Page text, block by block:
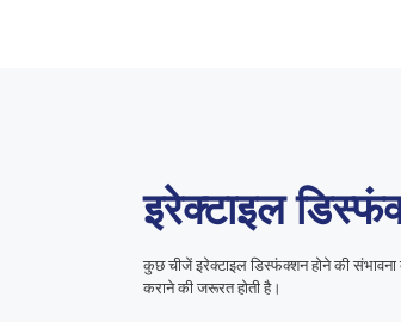
इरेक्टाइल
कुछ चीजें इरेक्टाइल डिस्फंक्शन होने की
कराने की जरूरत होती है।